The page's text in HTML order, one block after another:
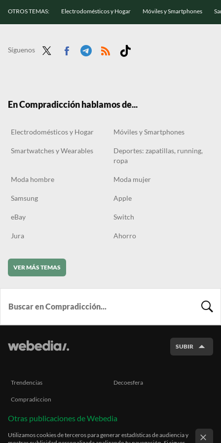
OTROS TEMAS: Electrodomésticos y Hogar Móviles y Smartphones
Síguenos
En Compradicción hablamos de...
Electrodomésticos y Hogar Móviles y Smartphones
Smartwatches y Wearables
Deportes: zapatillas, running,
ropa
Moda hombre Moda mujer
Samsung Apple
eBay Switch
Jura Ahorro
VER MÁS TEMAS
SUBIR
Trendencias Decoesfera
Compradiccion
Otras publicaciones de Webedia
Utilizamos cookies de terceros para generar estadísticas de audiencia y